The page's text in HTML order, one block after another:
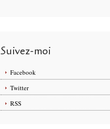
Suivez-moi
Facebook
Twitter
RSS